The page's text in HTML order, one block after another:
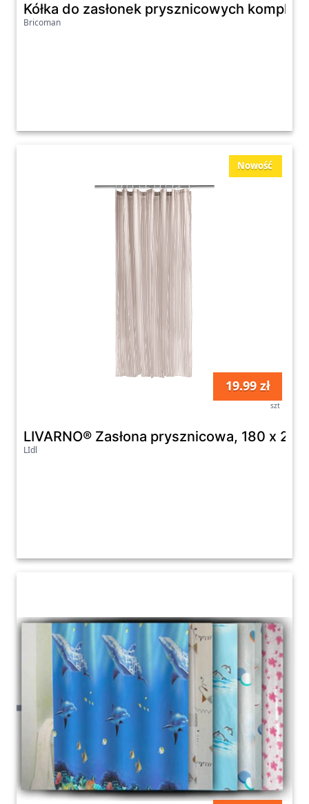
Kółka do zasłonek prysznicowych komplet
Bricoman
Nowość
19.99 zł
szt
LIVARNO® Zasłona prysznicowa, 180 x
LIdl